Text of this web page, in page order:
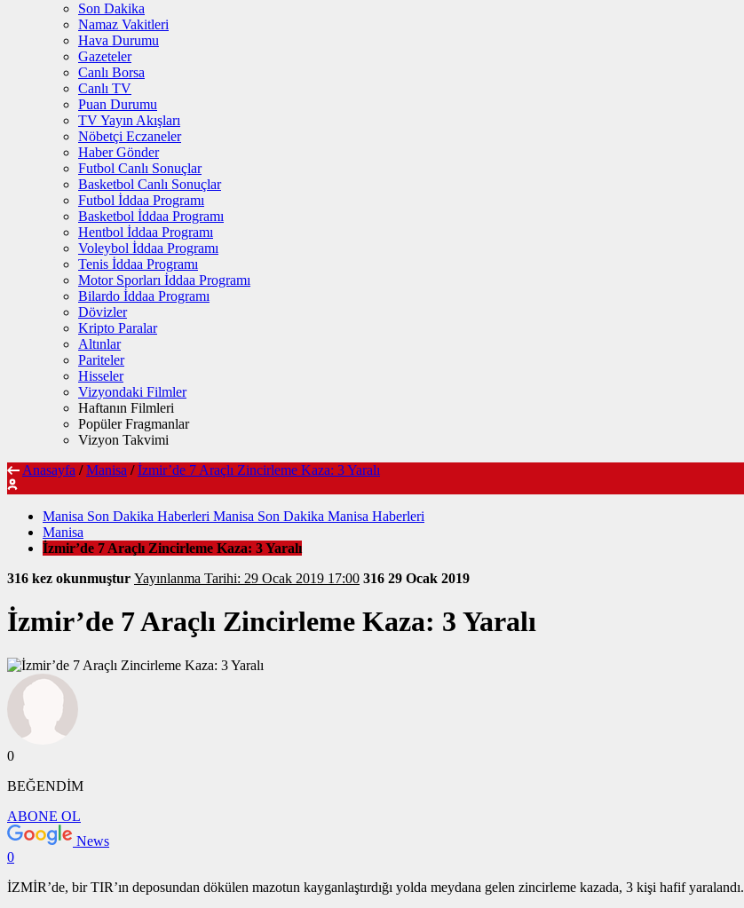
Son Dakika
Namaz Vakitleri
Hava Durumu
Gazeteler
Canlı Borsa
Canlı TV
Puan Durumu
TV Yayın Akışları
Nöbetçi Eczaneler
Haber Gönder
Futbol Canlı Sonuçlar
Basketbol Canlı Sonuçlar
Futbol İddaa Programı
Basketbol İddaa Programı
Hentbol İddaa Programı
Voleybol İddaa Programı
Tenis İddaa Programı
Motor Sporları İddaa Programı
Bilardo İddaa Programı
Dövizler
Kripto Paralar
Altınlar
Pariteler
Hisseler
Vizyondaki Filmler
Haftanın Filmleri
Popüler Fragmanlar
Vizyon Takvimi
Anasayfa / Manisa / İzmir’de 7 Araçlı Zincirleme Kaza: 3 Yaralı
Manisa Son Dakika Haberleri Manisa Son Dakika Manisa Haberleri
Manisa
İzmir’de 7 Araçlı Zincirleme Kaza: 3 Yaralı
316 kez okunmuştur Yayınlanma Tarihi: 29 Ocak 2019 17:00 316 29 Ocak 2019
İzmir’de 7 Araçlı Zincirleme Kaza: 3 Yaralı
0
BEĞENDİM
ABONE OL
News
0
İZMİR’de, bir TIR’ın deposundan dökülen mazotun kayganlaştırdığı yolda meydana gelen zincirleme kazada, 3 kişi hafif yaralandı.